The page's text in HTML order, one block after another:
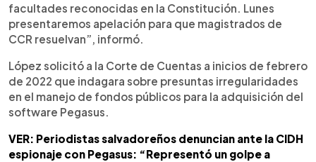
facultades reconocidas en la Constitución. Lunes
presentaremos apelación para que magistrados de
CCR resuelvan”, informó.
López solicitó a la Corte de Cuentas a inicios de febrero
de 2022 que indagara sobre presuntas irregularidades
en el manejo de fondos públicos para la adquisición del
software Pegasus.
VER: Periodistas salvadoreños denuncian ante la CIDH
espionaje con Pegasus: “Representó un golpe a